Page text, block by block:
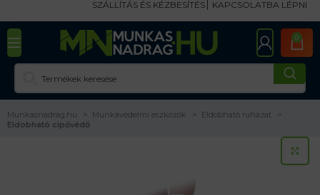
SZÁLLÍTÁS ÉS KÉZBESÍTÉS KAPCSOLATBA LÉPNI
0
Munkasnadrag.hu Munkavédelmi eszközök
Eldobható ruházat
Eldobható cipővédő